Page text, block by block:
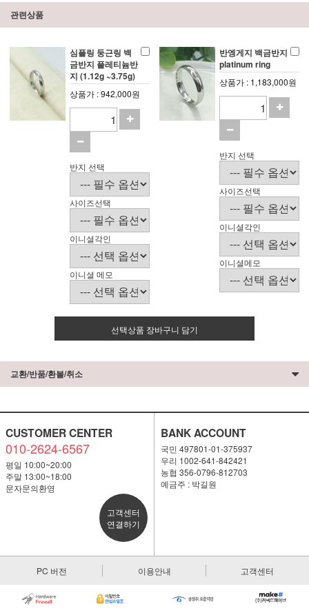
관련상품
심플링 둥근링 백
금반지 플레티늄반
지 (1.12g ~3.75g)
상품가 : 942,000원
반지 선택
사이즈선택
이니셜각인
이니셜 메모
반엥게지 백금반지
platinum ring
상품가 : 1,183,000원
반지 선택
사이즈선택
이니셜각인
이니셜메모
선택상품 장바구니 담기
교환/반품/환불/취소
CUSTOMER CENTER
010-2624-6567
평일 10:00~20:00
주말 13:00~18:00
문자문의환영
고객센터
연결하기
BANK ACCOUNT
국민 497801-01-375937
우리 1002-641-842421
농협 356-0796-812703
예금주 : 박길원
PC 버전 이용안내 고객센터